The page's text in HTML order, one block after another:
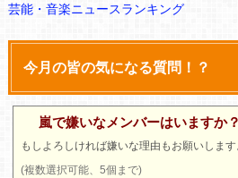
芸能・音楽ニュースランキング
今月の皆の気になる質問！？
嵐で嫌いなメンバーはいますか？
もしよろしければ嫌いな理由もお願いします
(複数選択可能、5個まで)